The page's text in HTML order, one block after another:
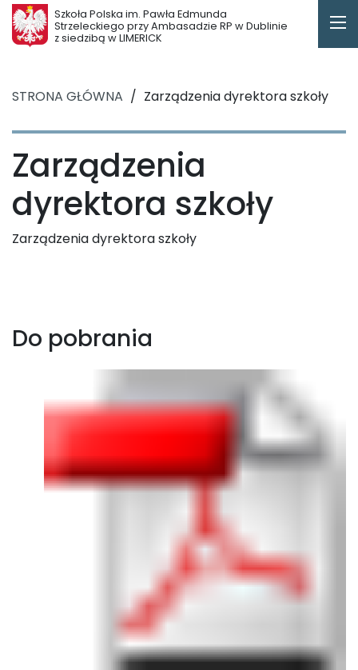
Szkoła Polska im. Pawła Edmunda
Strzeleckiego przy Ambasadzie RP w Dublinie
z siedzibą w LIMERICK
STRONA GŁÓWNA / Zarządzenia dyrektora szkoły
Zarządzenia
dyrektora szkoły
Zarządzenia dyrektora szkoły
Do pobrania